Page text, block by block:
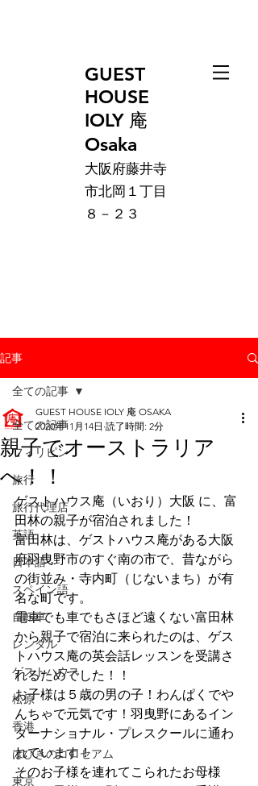
GUEST
HOUSE
IOLY 庵
Osaka
大阪府藤井寺
市北岡１丁目
８－２３
記事
全ての記事
フィリピン
旅行
旅行代理店
英語
日本語
スペイン語
自転車
レンタル
ゲストハウス
松原
香港
はびきのコロセアム
東京
全ての記事
親子でオーストラリア
へ！！
GUEST HOUSE IOLY 庵 OSAKA
2020年11月14日 読了時間: 2分
ゲストハウス庵（いおり）大阪 に、富
田林の親子が宿泊されました！
富田林は、ゲストハウス庵がある大阪
府羽曳野市のすぐ南の市で、昔ながら
の街並み・寺内町（じないまち）が有
名な町です。
電車でも車でもさほど遠くない富田林
から親子で宿泊に来られたのは、ゲス
トハウス庵の英会話レッスンを受講さ
れるためでした！！
お子様は５歳の男の子！わんぱくでや
んちゃで元気です！羽曳野にあるイン
ターナショナル・プレスクールに通わ
れています！
そのお子様を連れてこられたお母様